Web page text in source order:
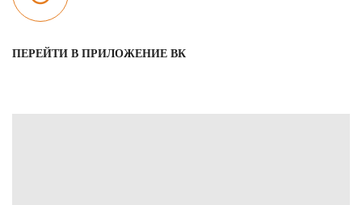
ПЕРЕЙТИ В ПРИЛОЖЕНИЕ ВК